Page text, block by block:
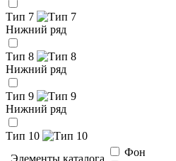
Тип 7
Нижний ряд
Тип 8
Нижний ряд
Тип 9
Нижний ряд
Тип 10
Элементы каталога
Фон